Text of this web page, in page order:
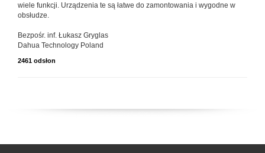
wiele funkcji. Urządzenia te są łatwe do zamontowania i wygodne w
obsłudze.
Bezpośr. inf. Łukasz Gryglas
Dahua Technology Poland
2461 odsłon